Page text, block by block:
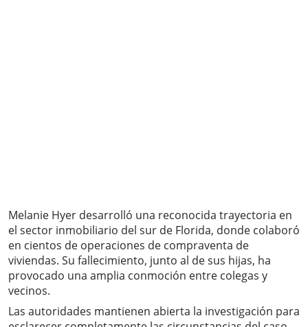
Melanie Hyer desarrolló una reconocida trayectoria en
el sector inmobiliario del sur de Florida, donde colaboró
en cientos de operaciones de compraventa de
viviendas. Su fallecimiento, junto al de sus hijas, ha
provocado una amplia conmoción entre colegas y
vecinos.
Las autoridades mantienen abierta la investigación para